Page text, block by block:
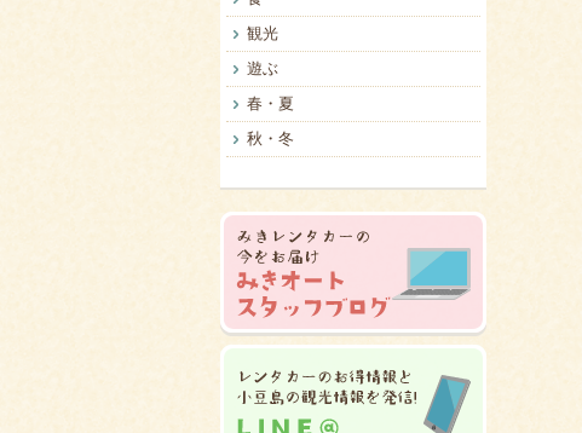
観光
遊ぶ
春・夏
秋・冬